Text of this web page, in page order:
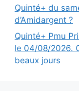
Quinté+ du
d’Amidargent ?
Quinté+ Pmu
le 04/08/2026.
beaux jours